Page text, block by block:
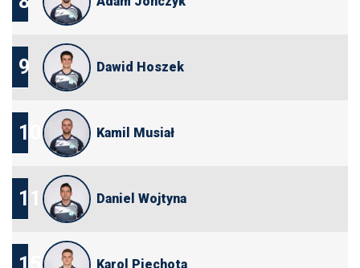
9 Dawid Hoszek
10 Kamil Musiał
11 Daniel Wojtyna
Karol Piechota